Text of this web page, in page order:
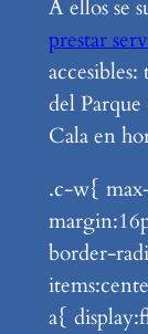
A ellos se
prestar
del
Cala en
.c-w{
border-
a{